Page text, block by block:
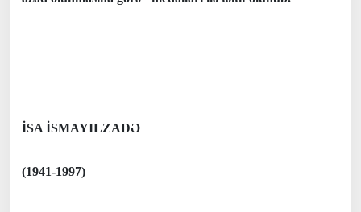
İSA İSMAYILZADƏ
(1941-1997)